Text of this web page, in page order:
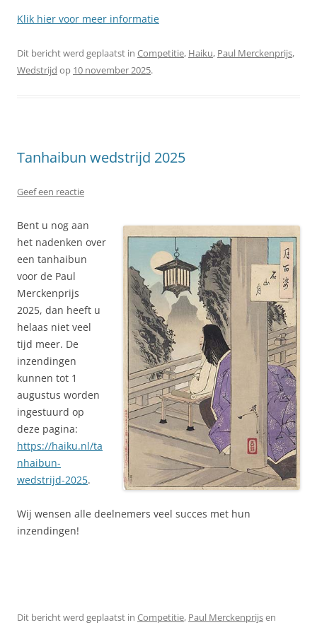
Klik hier voor meer informatie
Dit bericht werd geplaatst in Competitie, Haiku, Paul Merckenprijs,
Wedstrijd op 10 november 2025.
Tanhaibun wedstrijd 2025
Geef een reactie
Bent u nog aan
het nadenken over
een tanhaibun
voor de Paul
Merckenprijs
2025, dan heeft u
helaas niet veel
tijd meer. De
inzendingen
kunnen tot 1
augustus worden
ingestuurd op
deze pagina:
https://haiku.nl/ta
nhaibun-
wedstrijd-2025.
Wij wensen alle deelnemers veel succes met hun
inzendingen!
Dit bericht werd geplaatst in Competitie, Paul Merckenprijsen